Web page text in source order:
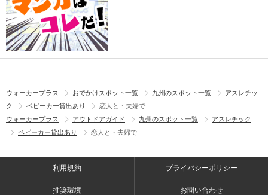
ウォーカープラス おでかけスポット一覧 九州のスポット一覧
アスレチッ
ク
ベビーカー貸出あり
恋人と・夫婦で
ウォーカープラス
アウトドアガイド 九州のスポット一覧
アスレチック
ベビーカー貸出あり
恋人と・夫婦で
利用規約 プライバシーポリシー
推奨環境 お問い合わせ